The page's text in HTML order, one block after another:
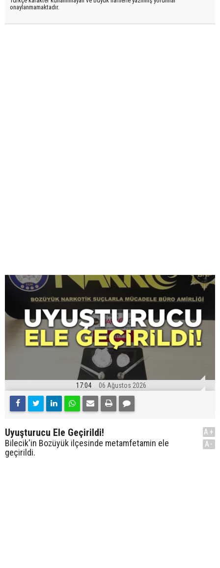
onaylanmamaktadır.
17:04 06 Ağustos 2026
Uyuşturucu Ele Geçirildi!
Bilecik'in Bozüyük ilçesinde metamfetamin ele
geçirildi.
A+
A-